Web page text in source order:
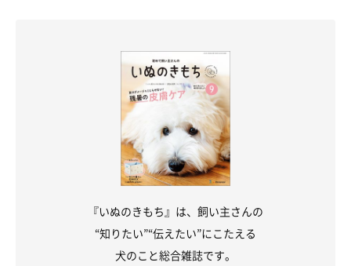
『いぬのきもち』は、飼い主さんの
“知りたい”“伝えたい”にこたえる
犬のこと総合雑誌です。